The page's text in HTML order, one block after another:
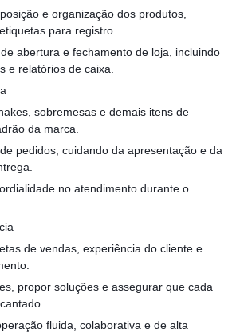
e organização dos produtos,
para registro.
abertura e fechamento de loja, incluindo
e relatórios de caixa.
sobremesas e demais itens de
da marca.
pedidos, cuidando da apresentação e da
no atendimento durante o
de vendas, experiência do cliente e
propor soluções e assegurar que cada
fluida, colaborativa e de alta